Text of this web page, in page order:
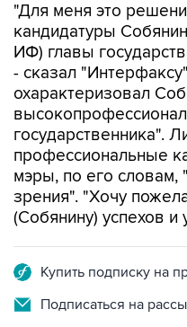
"Для меня это
кандидатуры
ИФ) главы
- сказал
охарактеризовал
государственника".
профессиональные
мэры, по его словам,
зрения". "Хочу
(Собянину) успехов
Купить подписку на
Подписаться на